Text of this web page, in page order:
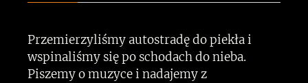
Przemierzyliśmy autostradę do piekła i
wspinaliśmy się po schodach do nieba.
Piszemy o muzyce i nadajemy z